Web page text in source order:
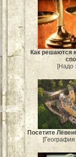
Как решаются
[Надо
Посетите